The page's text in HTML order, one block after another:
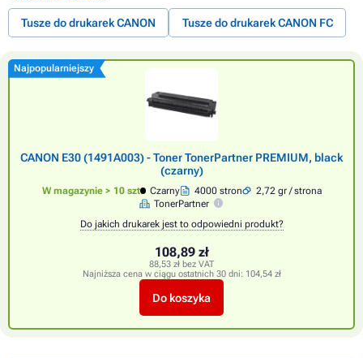
Tusze do drukarek CANON Tusze do drukarek CANON FC
Najpopularniejszy
CANON E30 (1491A003) - Toner TonerPartner PREMIUM, black
(czarny)
W magazynie > 10 szt Czarny 4000 stron
2,72 gr / strona
TonerPartner
Do jakich drukarek jest to odpowiedni produkt?
108,89 zł
88,53 zł bez VAT
Najniższa cena w ciągu ostatnich 30 dni: 104,54 zł
Do koszyka